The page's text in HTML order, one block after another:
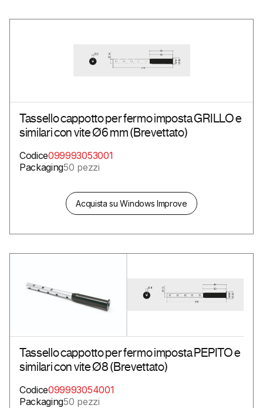
Tassello cappotto per fermo imposta GRILLO e
similari con vite Ø6 mm (Brevettato)
Codice099993053001
Packaging50 pezzi
Acquista su Windows Improve
Tassello cappotto per fermo imposta PEPITO e
similari con vite Ø8 (Brevettato)
Codice099993054001
Packaging50 pezzi